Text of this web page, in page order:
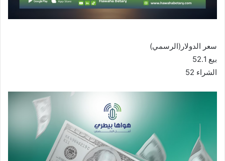
سعر الدولار(الرسمي)
بيع 52.1
الشراء 52